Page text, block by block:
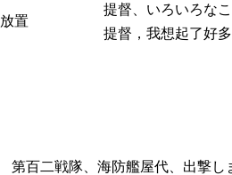
放置
提督、いろいろな
提督，我想起了好
第百二戦隊、海防艦屋代、出撃し